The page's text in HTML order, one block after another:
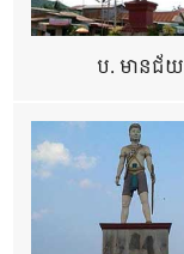
ប. មានជ័យ